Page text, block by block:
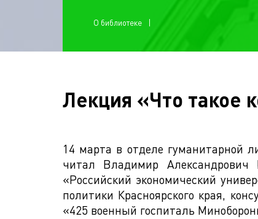
О библиотеке
Лекция «Что такое
14 марта в отделе гуманитарной
читал Владимир
«Российский экономический
политики Красноярского края,
«425 военный госпиталь